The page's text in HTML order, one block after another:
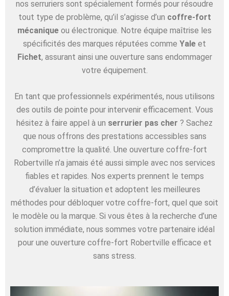
nos serruriers sont spécialement formés pour résoudre
tout type de problème, qu’il s’agisse d’un coffre-fort
mécanique ou électronique. Notre équipe maîtrise les
spécificités des marques réputées comme Yale et
Fichet, assurant ainsi une ouverture sans endommager
votre équipement.
En tant que professionnels expérimentés, nous utilisons
des outils de pointe pour intervenir efficacement. Vous
hésitez à faire appel à un serrurier pas cher ? Sachez
que nous offrons des prestations accessibles sans
compromettre la qualité. Une ouverture coffre-fort
Robertville n’a jamais été aussi simple avec nos services
fiables et rapides. Nos experts prennent le temps
d’évaluer la situation et adoptent les meilleures
méthodes pour débloquer votre coffre-fort, quel que soit
le modèle ou la marque. Si vous êtes à la recherche d’une
solution immédiate, nous sommes votre partenaire idéal
pour une ouverture coffre-fort Robertville efficace et
sans stress.